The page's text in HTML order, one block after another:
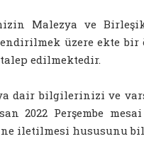
Malezya ve
üzere ekte
edilmektedir.
dair bilgilerinizi ve
2022 Perşembe
iletilmesi hususunu